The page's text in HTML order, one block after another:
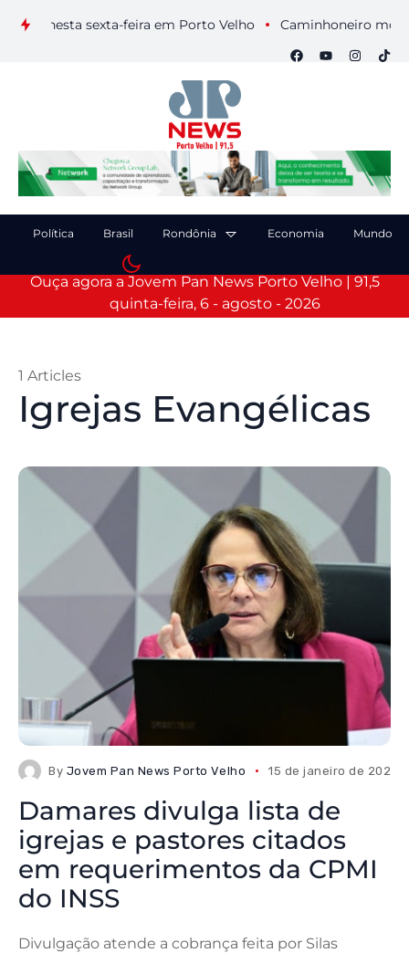
nesta sexta-feira em Porto Velho Caminhoneiro morre
Política Brasil Rondônia Economia Mundo
Ouça agora a Jovem Pan News Porto Velho | 91,5
quinta-feira, 6 - agosto - 2026
Igrejas Evangélicas
1 Articles
By Jovem Pan News Porto Velho 15 de janeiro de 2026
Damares divulga lista de
igrejas e pastores citados
em requerimentos da CPMI
do INSS
Divulgação atende a cobrança feita por Silas